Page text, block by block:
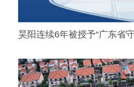
昊阳连续6年被授予“广东省